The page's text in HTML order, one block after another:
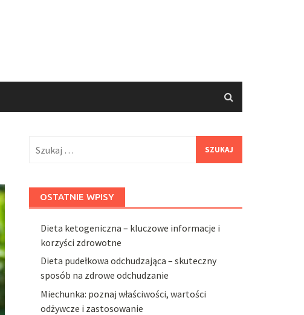
OSTATNIE WPISY
Dieta ketogeniczna – kluczowe informacje i
korzyści zdrowotne
Dieta pudełkowa odchudzająca – skuteczny
sposób na zdrowe odchudzanie
Miechunka: poznaj właściwości, wartości
odżywcze i zastosowanie